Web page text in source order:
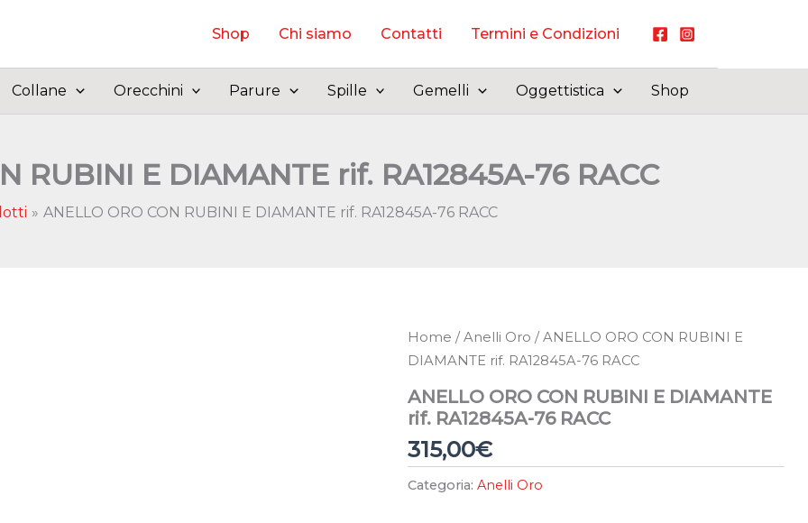
Shop Chi siamo Contatti Termini e Condizioni
Collane Orecchini Parure Spille Gemelli Oggettistica Shop
RUBINI E DIAMANTE rif. RA12845A-76 RACC
ANELLO ORO CON RUBINI E DIAMANTE rif. RA12845A-76 RACC
Home /Anelli Oro / ANELLO ORO CON RUBINI E
DIAMANTE rif. RA12845A-76 RACC
ANELLO ORO CON RUBINI E DIAMANTE
rif. RA12845A-76 RACC
315,00€
Categoria: Anelli Oro